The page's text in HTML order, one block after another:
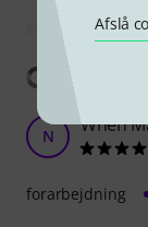
Afslå
Vis
N When
forarbejdning